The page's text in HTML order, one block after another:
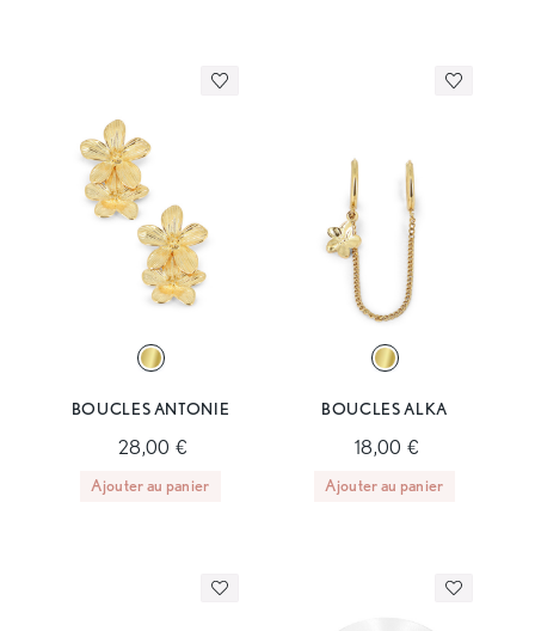
BOUCLES ANTONIE
28,00 €
Ajouter au panier
BOUCLES ALKA
18,00 €
Ajouter au panier